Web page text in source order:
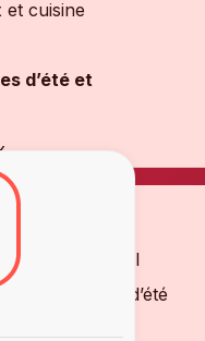
cuisine
d’été et
convivial, idéal
vos soirées d’été
autour du